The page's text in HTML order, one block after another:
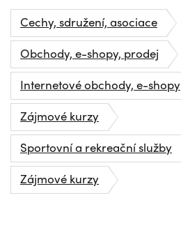
Cechy, sdružení, asociace
Obchody, e-shopy, prodej
Internetové obchody, e-shopy
Zájmové kurzy
Sportovní a rekreační služby
Zájmové kurzy